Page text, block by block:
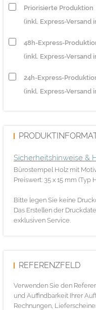
Priorisierte Produktion
(inkl. Express-Versand
48h-Express-
(inkl. Express-Versand
24h-Express-
(inkl. Express-Versand
Sicherheitshinweise &
Bürostempel Holz mit
Preiswert: 35 x 15 mm (Typ
Bitte legen Sie keine
Das Erstellen der
exklusiven Service.
REFERENZFELD
Verwenden Sie den
und Auffindbarkeit Ihrer
Rechnungen,